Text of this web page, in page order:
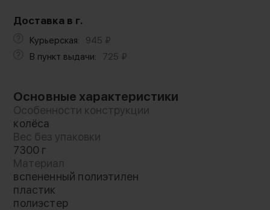
Доставка в г.
Курьерская: 945 ₽
В пункт выдачи:
725 ₽
Основные характеристики
Особенности конструкции
колёса
Вес без упаковки
7300 г
Материал
вспененный полиэтилен
пластик
полиэстер